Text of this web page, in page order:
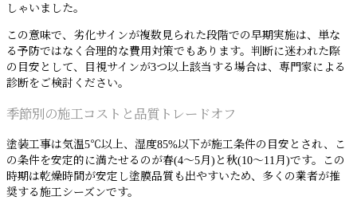
しゃいました。
この意味で、劣化サインが複数見られた段階での早期実施は、単な
る予防ではなく合理的な費用対策でもあります。判断に迷われた際
の目安として、目視サインが3つ以上該当する場合は、専門家による
診断をご検討ください。
季節別の施工コストと品質トレードオフ
塗装工事は気温5℃以上、湿度85%以下が施工条件の目安とされ、こ
の条件を安定的に満たせるのが春(4〜5月)と秋(10〜11月)です。この
時期は乾燥時間が安定し塗膜品質も出やすいため、多くの業者が推
奨する施工シーズンです。